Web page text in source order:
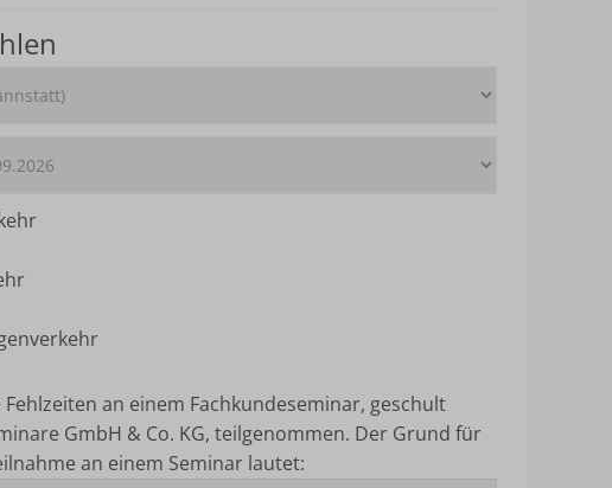
an einem Fachkundeseminar, geschult
GmbH & Co. KG, teilgenommen. Der Grund für
an einem Seminar lautet: